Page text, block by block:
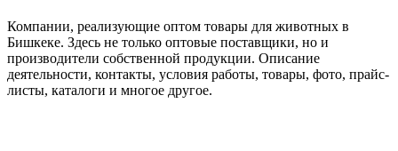
Компании, реализующие оптом товары для животных в
Бишкеке. Здесь не только оптовые поставщики, но и
производители собственной продукции. Описание
деятельности, контакты, условия работы, товары, фото, прайс-
листы, каталоги и многое другое.